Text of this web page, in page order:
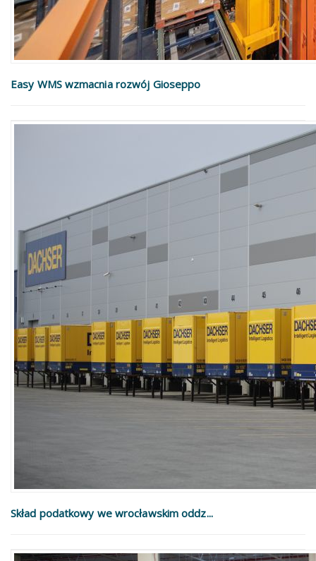
Easy WMS wzmacnia rozwój Gioseppo
Skład podatkowy we wrocławskim oddz...